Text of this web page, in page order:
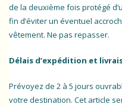
de la deuxième fois protégé
fin d’éviter un éventuel
vêtement. Ne pas repasser.
Délais d’expédition et
Prévoyez de 2 à 5 jours
votre destination. Cet article